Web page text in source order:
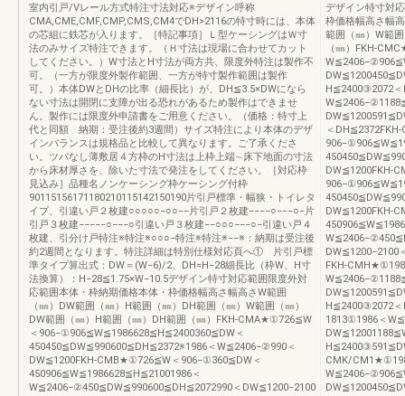
室内引戸/Vレール方式特注寸法対応※デザイン呼称
CMA,CME,CMF,CMP,CMS,CM4でDH>2116の特寸時には、本体
の芯組に鉄芯が入ります。［特記事項］Ｌ型ケーシングはＷ寸
法のみサイズ特注できます。（Ｈ寸法は現場に合わせてカット
してください。）W寸法とH寸法が両方共、限度外特注は製作不
可。（一方が限度外製作範囲、一方が特寸製作範囲は製作
可。）本体DWとDHの比率（細長比）が、DH≦3.5×DWになら
ない寸法は開閉に支障が出る恐れがあるため製作はできませ
ん。製作には限度外申請書をご用意ください。（価格：特寸上
代と同額 納期：受注後約3週間）サイズ特注により本体のデザ
インバランスは規格品と比較して異なります。ご了承くださ
い。ツバなし薄敷居４方枠のH寸法は上枠上端∼床下地面の寸法
から床材厚さを、除いた寸法で発注をしてください。［対応枠
見込み］品種名ノンケーシング枠ケーシング付枠
90115156171180210115142150190片引戸標準・幅狭・トイレタ
イプ、引違い戸２枚建○○○○○−○○−−片引戸２枚建−−−−○−−−○−片
引戸３枚建−−−−−○−−−○引違い戸３枚建−−○○○−−−○−引違い戸４
枚建、引分け戸特注※特注※○○○−特注※特注※−−※：納期は受注後
約2週間となります。特注詳細は特別仕様対応頁へ① 片引戸標
準タイプ算出式：DW＝(W−6)/2、DH=H−28細長比（枠W、H寸
法換算）：H−28≦1.75×W−10.5デザイン特寸対応範囲限度外対
応範囲本体・枠納期価格本体・枠価格幅高さ幅高さW範囲
（㎜）DW範囲（㎜）H範囲（㎜）DH範囲（㎜）W範囲（㎜）
DW範囲（㎜）H範囲（㎜）DH範囲（㎜）FKH-CMA★①726≦W
＜906−①906≦W≦1986628≦H≦2400360≦DW＜
450450≦DW≦990600≦DH≦2372※1986＜W≦2406−②990＜
DW≦1200FKH-CMB★①726≦W＜906−①360≦DW＜
450906≦W≦1986628≦H≦21001986＜
W≦2406−②450≦DW≦990600≦DH≦2072990＜DW≦1200−2100
デザイン特寸対
枠価格幅高さ幅
範囲（㎜）W範
（㎜）FKH-
H≦2400③2072
＜
DW≦1200FKH-
DW≦1200FKH-
DW≦1200−2100
FKH-
H≦2400③2072
1813①1986＜
CMK/